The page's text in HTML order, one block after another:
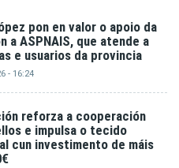
pon en valor o apoio da
a ASPNAIS, que atende a
e usuarios da provincia
- 16:24
reforza a cooperación
e impulsa o tecido
cun investimento de máis